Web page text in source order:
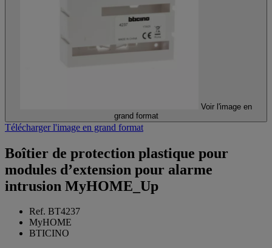
Voir l'image en
grand format
Télécharger l'image en grand format
Boîtier de protection plastique pour
modules d’extension pour alarme
intrusion MyHOME_Up
Ref. BT4237
MyHOME
BTICINO